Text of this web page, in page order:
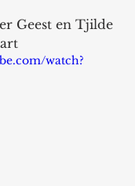
Geest en Tjilde
watch?